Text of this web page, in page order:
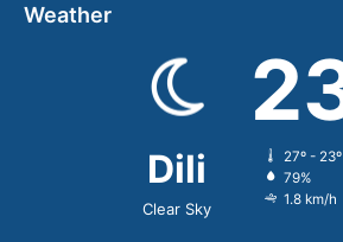
Weather
Dili
Clear Sky
27º - 23º
79%
1.8 km/h